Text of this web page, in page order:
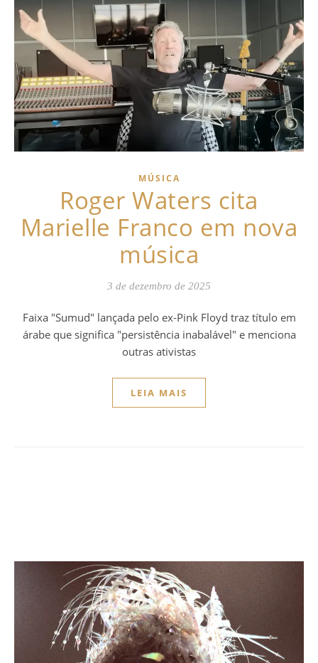
MÚSICA
Roger Waters cita
Marielle Franco em nova
música
3 de dezembro de 2025
Faixa "Sumud" lançada pelo ex-Pink Floyd traz título em
árabe que significa "persistência inabalável" e menciona
outras ativistas
LEIA MAIS